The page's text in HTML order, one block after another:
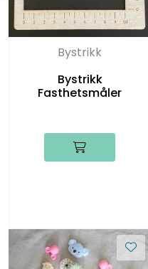
Bystrikk
Bystrikk
Fasthetsmåler